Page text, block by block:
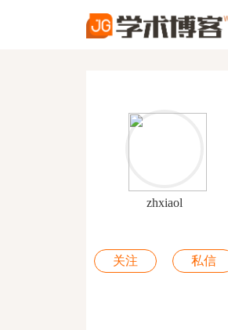
zhxiaol
关注 私信